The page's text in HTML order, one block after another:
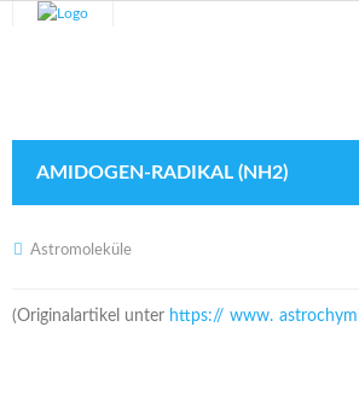
Veranstaltungen
Blog
Galerie
AMIDOGEN-RADIKAL (NH2)
Astromoleküle
(Originalartikel unter https:// www.